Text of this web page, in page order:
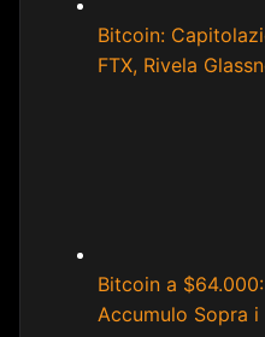
Bitcoin:
FTX, Rivela
Bitcoin a
Accumulo Sopra